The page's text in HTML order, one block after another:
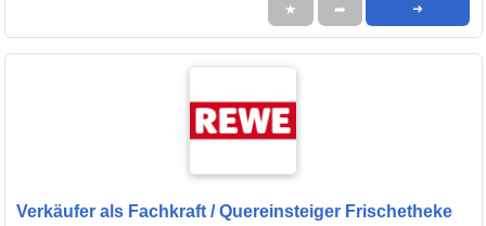
★ ➦ ➜
Verkäufer als Fachkraft / Quereinsteiger Frischetheke